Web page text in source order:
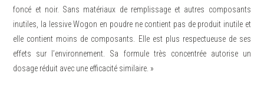
foncé et noir. Sans matériaux de remplissage et autres composants
inutiles, la lessive Wogon en poudre ne contient pas de produit inutile et
elle contient moins de composants. Elle est plus respectueuse de ses
effets sur l’environnement. Sa formule très concentrée autorise un
dosage réduit avec une efficacité similaire. »